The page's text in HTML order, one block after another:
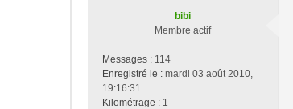
bibi
Membre actif
Messages : 114
Enregistré le : mardi 03 août 2010,
19:16:31
Kilométrage : 1